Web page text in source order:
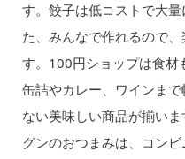
す。餃子は低コストで大
た、みんなで作れるので
す。100円ショップは食材
缶詰やカレー、ワインま
ない美味しい商品が揃い
グンのおつまみは、コン